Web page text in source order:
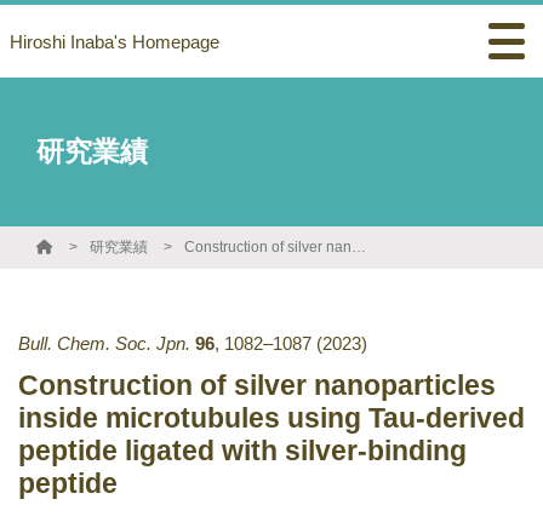
Hiroshi Inaba's Homepage
研究業績
研究業績 Construction of silver nanoparticles inside microtubules using Tau-derived peptide ligated with silver-binding peptide
Bull. Chem. Soc. Jpn. 96, 1082–1087 (2023)
Construction of silver nanoparticles
inside microtubules using Tau-derived
peptide ligated with silver-binding
peptide